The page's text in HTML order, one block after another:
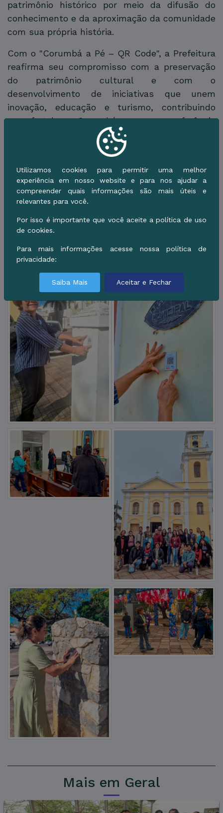
patrimônio histórico por meio da difusão do
conhecimento e da aproximação da comunidade
com sua própria história.
Com o "Corumbá a Pé – QR Code", a Prefeitura
reafirma seu compromisso com a preservação
do patrimônio cultural e com o
desenvolvimento de iniciativas que unem
inovação, educação e turismo, contribuindo
para fortalecer Corumbá como uma referência
nacional em patrimônio histórico e cultural.
Galeria de Imagens
Mais em Geral
Utilizamos cookies para permitir uma melhor
experiência em nosso website e para nos ajudar a
compreender quais informações são mais úteis e
relevantes para você.
Por isso é importante que você aceite a política de uso
de cookies.
Para mais informações acesse nossa política de
privacidade:
Saiba Mais Aceitar e Fechar